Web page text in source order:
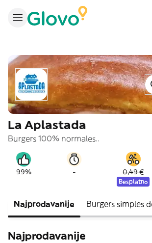
La Aplastada
Burgers 100% normales..
99% - 0,49 €
Besplatno
Najprodavanije Burgers simples
Najprodavanije